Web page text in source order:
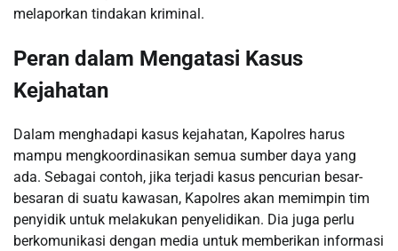
melaporkan tindakan kriminal.
Peran dalam Mengatasi Kasus
Kejahatan
Dalam menghadapi kasus kejahatan, Kapolres harus
mampu mengkoordinasikan semua sumber daya yang
ada. Sebagai contoh, jika terjadi kasus pencurian besar-
besaran di suatu kawasan, Kapolres akan memimpin tim
penyidik untuk melakukan penyelidikan. Dia juga perlu
berkomunikasi dengan media untuk memberikan informasi